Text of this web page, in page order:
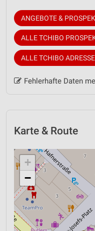
ANGEBOTE &
ALLE TCHIBO
ALLE TCHIBO
Fehlerhafte Daten
Karte & Route
+
−